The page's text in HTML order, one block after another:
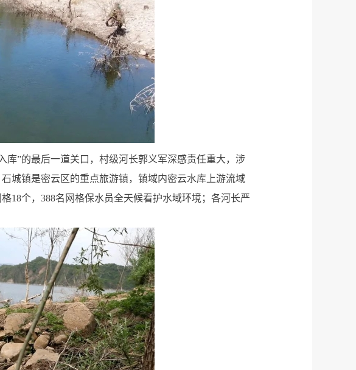
库”的最后一道关口，村级河长郭义军深感责任重大，涉
城镇是密云区的重点旅游镇，镇域内密云水库上游流域
18个，388名网格保水员全天候看护水域环境；各河长严